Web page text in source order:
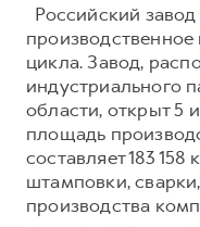
Российский
цикла. Завод,
индустриального
области, открыт 5
площадь
составляет 183
штамповки,
производства